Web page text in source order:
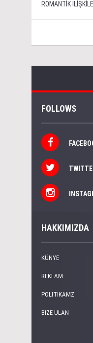
ROMANTİK
FOLLOWS
HAKKIMIZDA
KÜNYE
REKLAM
POLITIKAMZ
BIZE ULAN